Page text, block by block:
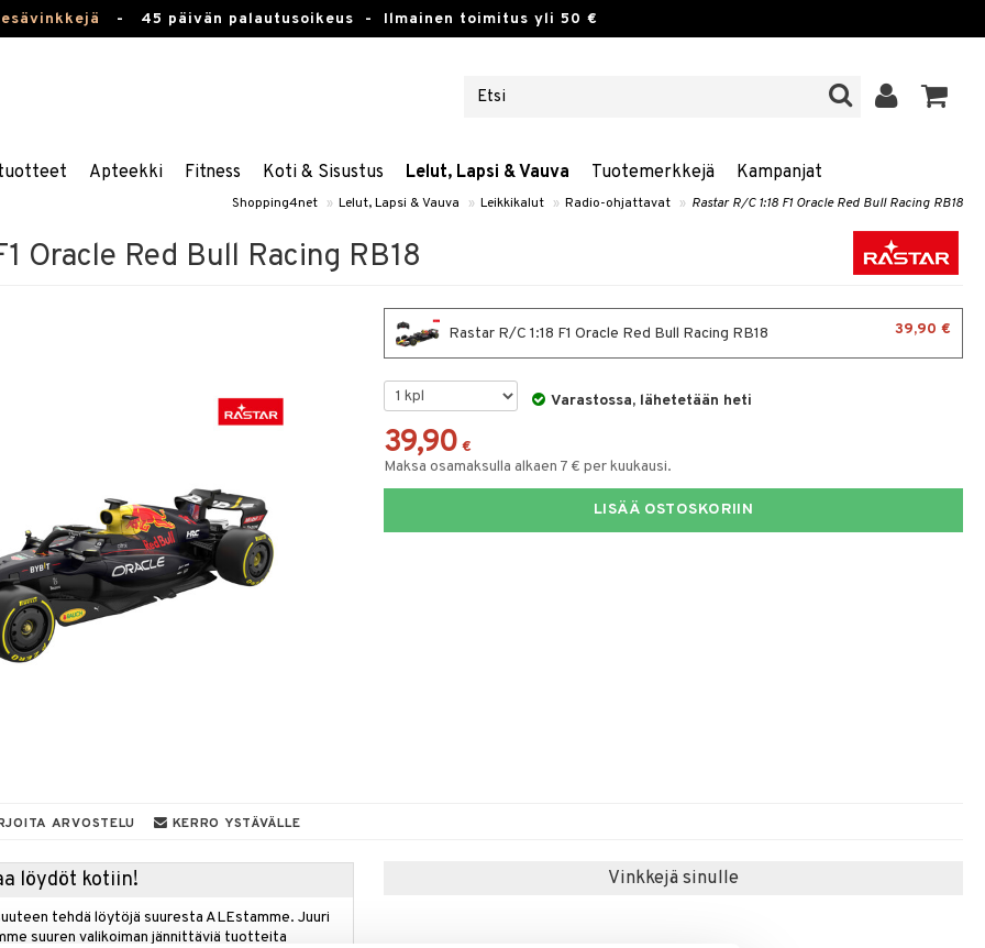
- 45 päivän palautusoikeus - Ilmainen toimitus yli 50 €
Apteekki Fitness Koti & Sisustus Lelut, Lapsi & Vauva Tuotemerkkejä Kampanjat
Shopping4net » Lelut, Lapsi & Vauva » Leikkikalut » Radio-ohjattavat » Rastar R/C 1:18 F1 Oracle Red Bull Racing RB18
Oracle Red Bull Racing RB18
Rastar R/C 1:18 F1 Oracle Red Bull Racing RB18 39,90 €
Varastossa, lähetetään heti
39,90 €
Maksa osamaksulla alkaen 7 € per kuukausi.
LISÄÄ OSTOSKORIIN
ARVOSTELU KERRO YSTÄVÄLLE
löydöt kotiin!
tehdä löytöjä suuresta ALEstamme. Juuri
suuren valikoiman jännittäviä tuotteita
Vinkkejä sinulle